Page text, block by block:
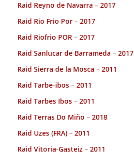
Raid Reyno de Navarra – 2017
Raid Rio Frio Por – 2017
Raid Riofrio POR – 2017
Raid Sanlucar de Barrameda – 2017
Raid Sierra de la Mosca – 2011
Raid Tarbe-ibos – 2011
Raid Tarbes Ibos – 2011
Raid Terras Do Miño – 2018
Raid Uzes (FRA) – 2011
Raid Vitoria-Gasteiz – 2011